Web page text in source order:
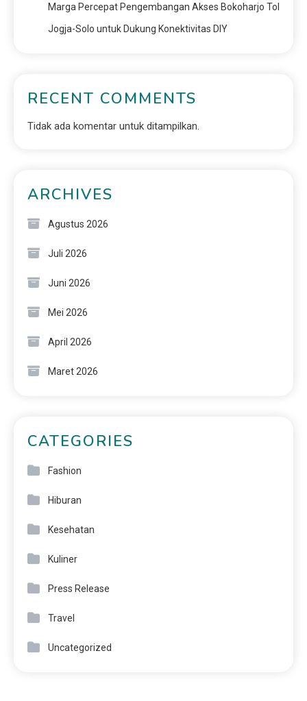
Marga Percepat Pengembangan Akses Bokoharjo Tol
Jogja-Solo untuk Dukung Konektivitas DIY
RECENT COMMENTS
Tidak ada komentar untuk ditampilkan.
ARCHIVES
Agustus 2026
Juli 2026
Juni 2026
Mei 2026
April 2026
Maret 2026
CATEGORIES
Fashion
Hiburan
Kesehatan
Kuliner
Press Release
Travel
Uncategorized